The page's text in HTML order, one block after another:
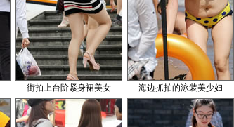
街拍上台阶紧身裙美女 海边抓拍的泳装美少妇